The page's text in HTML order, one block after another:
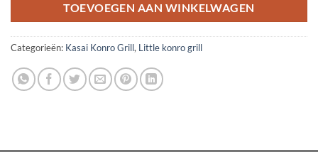
TOEVOEGEN AAN WINKELWAGEN
Categorieën: Kasai Konro Grill, Little konro grill